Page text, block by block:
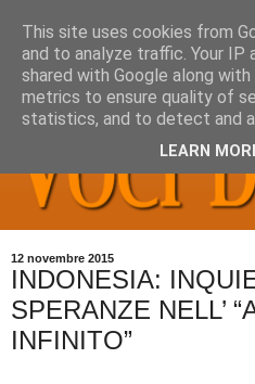
12 novembre 2015
INDONESIA:
SPERANZE NELL’
INFINITO”
This site uses cookies from
and to analyze traffic. Your IP
shared with Google along
metrics to ensure quality of
statistics, and to detect and
LEARN